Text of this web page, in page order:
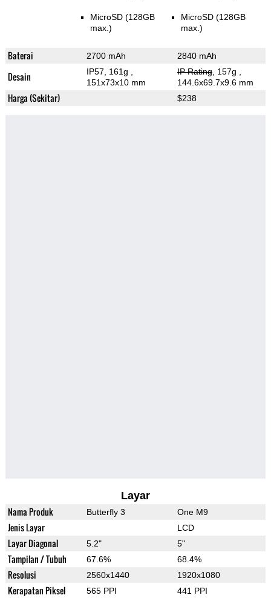
MicroSD (128GB
max.)
MicroSD (128GB
max.)
Baterai 2700 mAh 2840 mAh
Desain IP57, 161g
151x73x10 mm
IP Rating, 157g
144.6x69.7x9.6 mm
Harga (Sekitar) $238
Layar
Nama Produk Butterfly 3 One M9
Jenis Layar LCD
Layar Diagonal 5.2" 5"
Tampilan / Tubuh 67.6% 68.4%
Resolusi 2560x1440 1920x1080
Kerapatan Piksel 565 PPI 441 PPI